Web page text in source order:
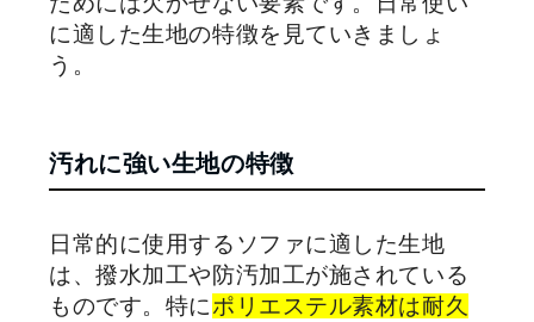
に適した生地の特徴を見ていきましょ
う。
汚れに強い生地の特徴
日常的に使用するソファに適した生地
は、撥水加工や防汚加工が施されている
ものです。特にポリエステル素材は耐久